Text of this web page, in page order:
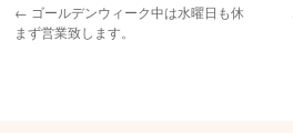
← ゴールデンウィーク中は水曜日も休
まず営業致します。